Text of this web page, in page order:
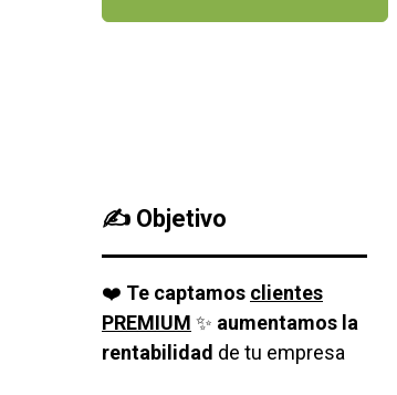
✍ Objetivo
❤️ Te captamos clientes
PREMIUM ✨ aumentamos la
rentabilidad de tu empresa